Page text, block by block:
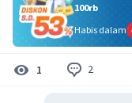
100rb
Habis dalam
1 2